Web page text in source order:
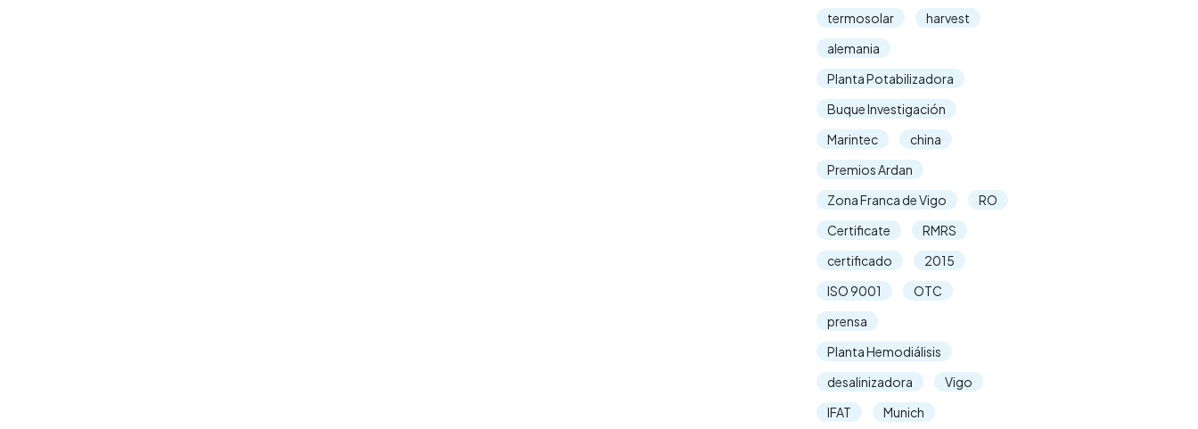
termosolar
harvest
alemania
Planta Potabilizadora
Buque Investigación
Marintec
china
Premios Ardan
Zona Franca de Vigo
RO
Certificate
RMRS
certificado
2015
ISO 9001
OTC
prensa
Planta Hemodiálisis
desalinizadora
Vigo
IFAT
Munich